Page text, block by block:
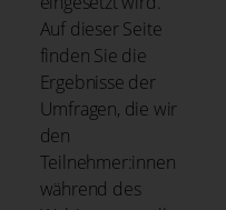
Auf dieser Seite
finden Sie die
Ergebnisse der
Umfragen, die wir
den
Teilnehmer:innen
während des